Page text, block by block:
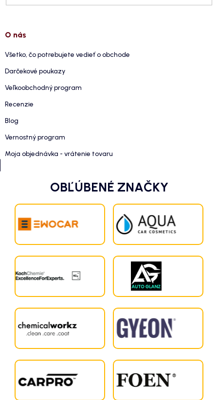
O nás
Všetko, čo potrebujete vedieť o obchode
Darčekové poukazy
Veľkoobchodný program
Recenzie
Blog
Vernostný program
Moja objednávka - vrátenie tovaru
OBĽÚBENÉ ZNAČKY